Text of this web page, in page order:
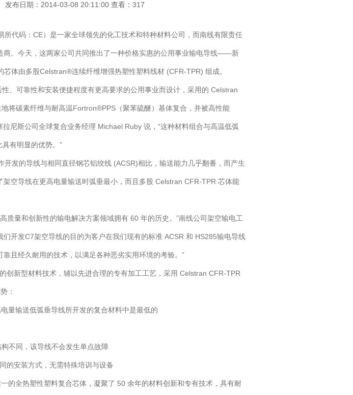
发布日期：2014-03-08 20:11:00 查看： 317
代码：CE）是一家全球领先的化工技术和特种材料公司，而南线有限责任
商。今天，这两家公司共同推出了一种价格实惠的公用事业输电导线——新
体由多股Celstran®连续纤维增强热塑性塑料线材 (CFR-TPR) 组成。
、可靠性和安装便捷程度有更高要求的公用事业而设计，采用的 Celstran
将碳素纤维与耐高温Fortron®PPS（聚苯硫醚）基体复合，并被高性能
拉尼斯公司全球复合业务经理 Michael Ruby 说，“这种材料组合与高温低弧
有明显的优势。”
发的导线与相同直径钢芯铝绞线 (ACSR)相比，输送能力几乎翻番，而产生
架空导线在更高电量输送时弧垂最小，而且多股 Celstran CFR-TPR 芯体能
质量和创新性的输电解决方案领域拥有 60 年的历史。”南线公司架空输电工
开发C7架空导线的目的为客户在我们现有的标准 ACSR 和 HS285输电导线
且经久耐用的技术，以满足各种恶劣实用环境的考验。”
新型材料技术，辅以先进合理的专有加工工艺，采用 Celstran CFR-TPR
：
量输送低弧垂导线所开发的复合材料中是最低的
不同，该导线不会发生单点故障
的安装方式，无需特殊培训与设备
的全热塑性塑料复合芯体，凝聚了 50 余年的材料创新和专有技术，具有耐